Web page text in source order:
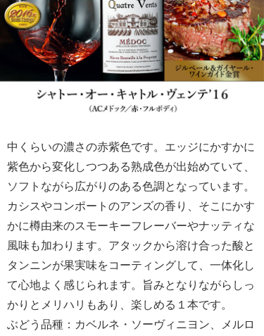
中くらいの濃さの赤紫色です。エッジにかすかに
紫色から変化しつつある熟成色が出始めていて、
ソフトながら広がりのある色調となっています。
カシスやコンポートのアンズの香り、そこにかす
かに樽由来のスモーキーフレーバーやナッティな
風味も加わります。アタックから溶け合った酸と
タンニンが果実味をコーティングして、一体化し
て心地よく感じられます。旨みとなりながらしっ
かりとメリハリもあり、楽しめる１本です。
ぶどう品種：カベルネ・ソーヴィニヨン、メルロ